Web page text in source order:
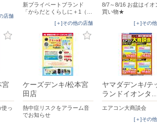
店舗
新プライベートブランド
「からだとくらしに＋1（…
[＋]その他の店舗
8/7～8/16 お盆はイオ
買い物★
[＋]その
宮
使っ
ケーズデンキ/松本宮
田店
熱中症リスクをアラーム音
でお知らせ
ヤマダデンキ/テ
ランドイオンタ
エアコン大商談会
[＋]その